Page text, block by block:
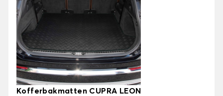
Kofferbakmatten CUPRA LEON